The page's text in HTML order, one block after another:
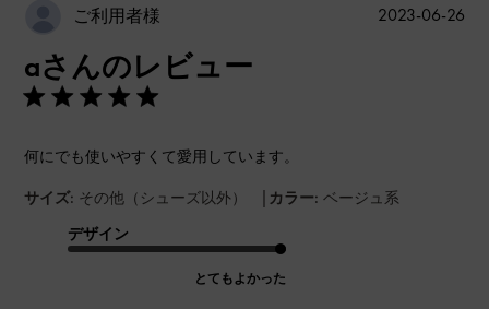
ご利用者様
aさんのレビュー
何にでも使いやすくて愛用しています。
サイズ: その他（シューズ以外） | カラー: ベージュ系
デザイン
とてもよかった
公
2023-06-26